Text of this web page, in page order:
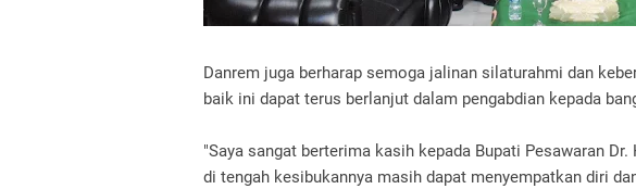
Danrem juga berharap semoga jalinan silaturahmi dan
baik ini dapat terus berlanjut dalam pengabdian kepada
"Saya sangat berterima kasih kepada Bupati Pesawaran Dr.
di tengah kesibukannya masih dapat menyempatkan diri